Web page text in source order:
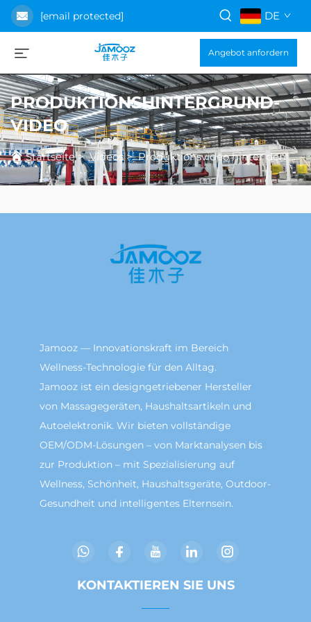
[email protected] DE
Angebot anfordern
PRODUKTIONSHINTERGRUND-
VIDEO
Startseite>Videos>Produktionsvideo hinter den Kulissen
Jamooz — Innovationskraft im Bereich
Wellness-Technologie für den Alltag.
Jamooz ist ein designgetriebener Hersteller
von Massagegeräten, Haushaltsartikeln und
Autoelektronik. Wir bieten vollständige
OEM/ODM-Lösungen – von Marktanalysen bis
zur Produktion – mit Spezialisierung auf
Wellness, Schönheit, Haushaltsgeräte, Outdoor-
Gesundheit und intelligentes Elternsein.
KONTAKTIEREN SIE UNS